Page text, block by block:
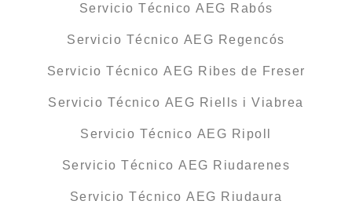
Servicio Técnico AEG Rabós
Servicio Técnico AEG Regencós
Servicio Técnico AEG Ribes de Freser
Servicio Técnico AEG Riells i Viabrea
Servicio Técnico AEG Ripoll
Servicio Técnico AEG Riudarenes
Servicio Técnico AEG Riudaura